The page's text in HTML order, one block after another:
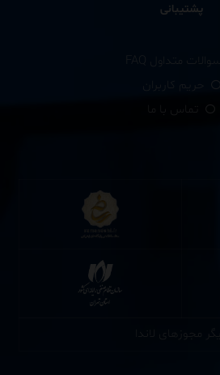
پشتیبانی
سوالات متداول FAQ
حریم کاربران
دیگر مجوزهای لاندا